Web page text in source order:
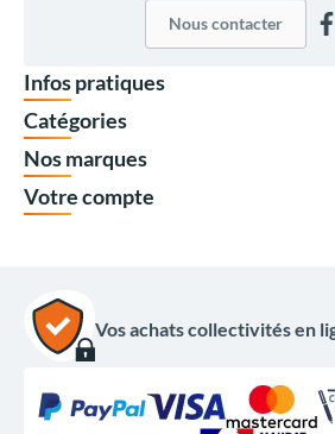
Nous contacter
Infos pratiques
Catégories
Nos marques
Votre compte
Vos achats collectivités en